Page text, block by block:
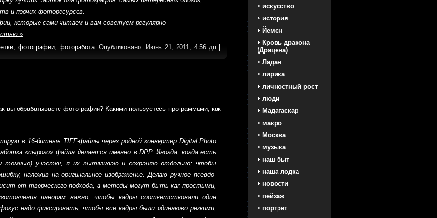
искусство
история
Йемен
Кровь дракона
(Драцена)
Ладан
лирика
личностный рост
люди
Мадагаскар
макро
Москва
музыка
наш быт
наша лодка
новости
пейзаж
портрет
и прочих фоторесурсов.
которые сами читаем и вам советуем регулярно
»
,фотографии фоторабота. Опубликовано: Июнь 21, 2011, 4:56 дп |
вы обрабатываете фотографии? Какими пользуетесь программами, как
в 16-битные TIFF-файлы через родной конвертер Digital Photo
«сырого» файла делается именно в DPP. Иногда, когда есть
темные) участки, я их вытягиваю и сохраняю отдельно; чтобы
наложив на оригинальное изображение. Делаю ручное псевдо-
от творческого подхода, а методы могут быть как простыми,
панорам важно, чтобы кадры соответствовали один
надо фиксировать, чтобы все кадры были одинаково резкими,